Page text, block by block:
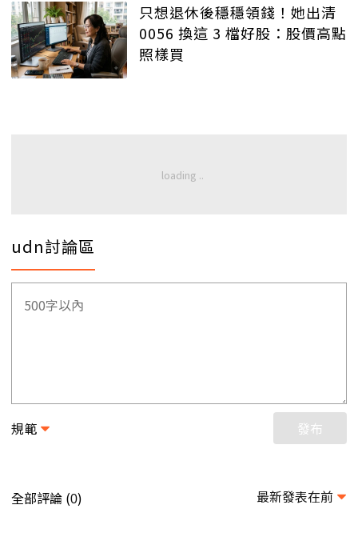
只想退休後穩穩領錢！她出清
0056 換這 3 檔好股：股價高點
照樣買
udn討論區
規範 發布
全部評論 (0) 最新發表在前